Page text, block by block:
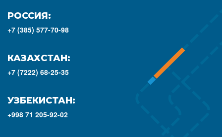
РОССИЯ:
+7 (385) 577-70-98
КАЗАХСТАН:
+7 (7222) 68-25-35
УЗБЕКИСТАН:
+998 71 205-92-02